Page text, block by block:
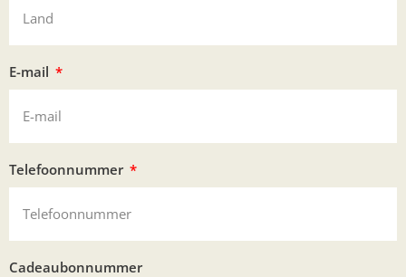
E-mail
Telefoonnummer
Cadeaubonnummer